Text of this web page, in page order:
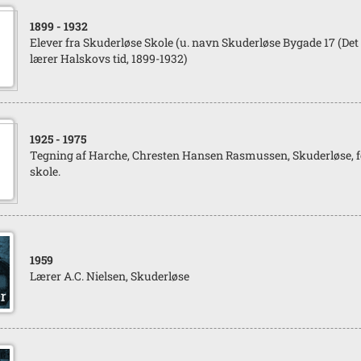
1899 - 1932
Elever fra Skuderløse Skole (u. navn Skuderløse Bygade 17
lærer Halskovs tid, 1899-1932)
1925 - 1975
Tegning af Harche, Chresten Hansen Rasmussen,
skole.
1959
Lærer A.C. Nielsen, Skuderløse